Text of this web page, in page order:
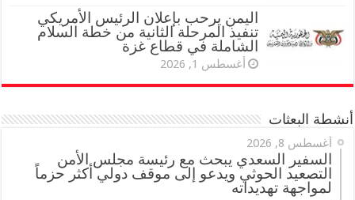
اليمن يرحب بإعلان الرئيس الأمريكي
تنفيذ المرحلة الثانية من خطة السلام
الشاملة في قطاع غزة
أغسطس 1, 2026
أنشطة البعثات
أغسطس 8, 2026
السفير السعدي يبحث مع رئيسة مجلس الأمن
التصعيد الحوثي ويدعو إلى موقف دولي أكثر حزماً
لمواجهة تهديداته